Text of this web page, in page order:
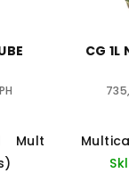
Multicam Tropic
CG 1L